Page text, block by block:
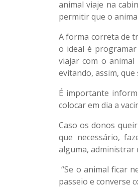
animal viaje na
permitir que o
A forma correta de
o ideal é
viajar com o
evitando, assim,
É importante
colocar em dia a
Caso os donos
que necessário,
alguma, administrar
“Se o animal ficar
passeio e converse